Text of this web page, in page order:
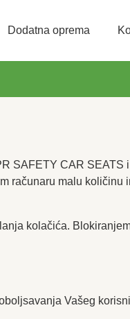
Dodatna oprema
SAFETY CAR SEATS
računaru malu količinu
kolačića.
Vašeg